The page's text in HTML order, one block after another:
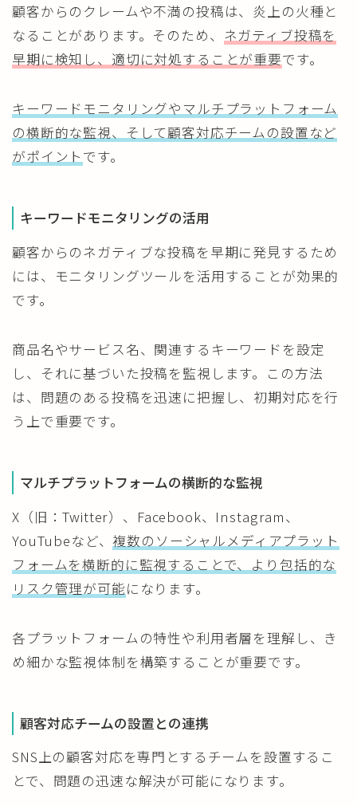
顧客からのクレームや不満の投稿は、炎上の火種と
なることがあります。そのため、 ネガティブ投稿を
早期に検知し、適切に対処することが重要です。
キーワードモニタリングやマルチプラットフォーム
の横断的な監視、そして顧客対応チームの設置など
がポイント です。
キーワードモニタリングの活用
顧客からのネガティブな投稿を早期に発見するため
には、モニタリングツールを活用することが効果的
です。
商品名やサービス名、関連するキーワードを設定
し、それに基づいた投稿を監視します。この方法
は、問題のある投稿を迅速に把握し、初期対応を行
う上で重要です。
マルチプラットフォームの横断的な監視
X（旧：Twitter）、Facebook、Instagram、
YouTubeなど、複数のソーシャルメディアプラット
フォームを横断的に監視することで、より包括的な
リスク管理が可能になります。
各プラットフォームの特性や利用者層を理解し、き
め細かな監視体制を構築することが重要です。
顧客対応チームの設置との連携
SNS上の顧客対応を専門とするチームを設置するこ
とで、問題の迅速な解決が可能になります。